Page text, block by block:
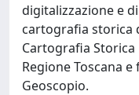
digitalizzazione e
cartografia storica
Cartografia
Regione Toscana
Geoscopio.